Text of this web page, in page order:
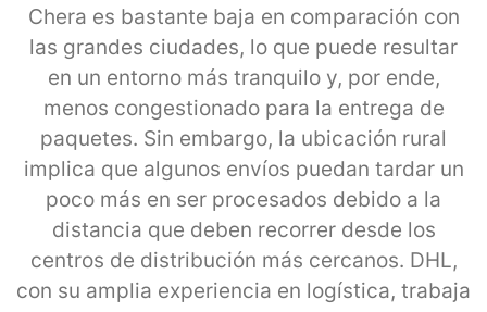
Chera es bastante baja en comparación con
las grandes ciudades, lo que puede resultar
en un entorno más tranquilo y, por ende,
menos congestionado para la entrega de
paquetes. Sin embargo, la ubicación rural
implica que algunos envíos puedan tardar un
poco más en ser procesados debido a la
distancia que deben recorrer desde los
centros de distribución más cercanos. DHL,
con su amplia experiencia en logística, trabaja